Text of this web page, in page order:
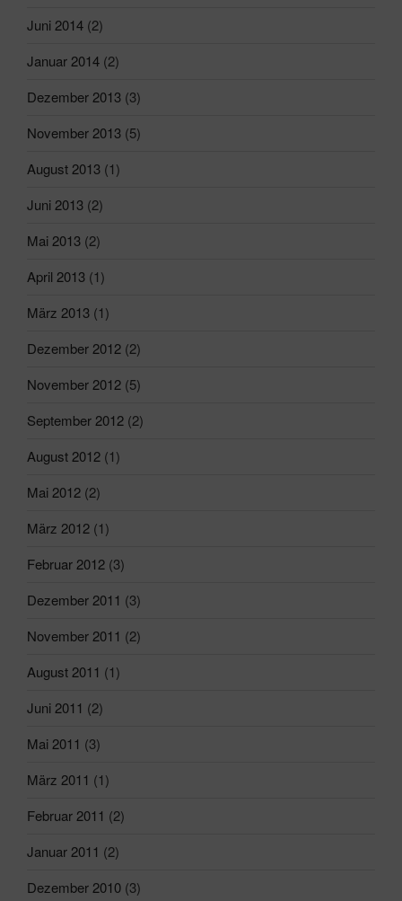
Juni 2014 (2)
Januar 2014 (2)
Dezember 2013 (3)
November 2013 (5)
August 2013 (1)
Juni 2013 (2)
Mai 2013 (2)
April 2013 (1)
März 2013 (1)
Dezember 2012 (2)
November 2012 (5)
September 2012 (2)
August 2012 (1)
Mai 2012 (2)
März 2012 (1)
Februar 2012 (3)
Dezember 2011 (3)
November 2011 (2)
August 2011 (1)
Juni 2011 (2)
Mai 2011 (3)
März 2011 (1)
Februar 2011 (2)
Januar 2011 (2)
Dezember 2010 (3)